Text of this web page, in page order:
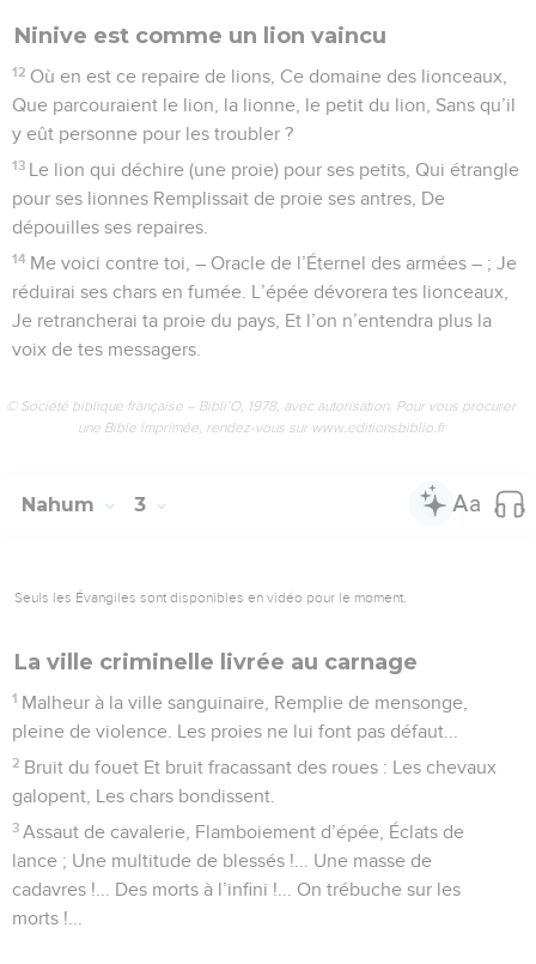
Ninive est comme un lion vaincu
12 Où en est ce repaire de lions, Ce domaine des lionceaux,
Que parcouraient le lion, la lionne, le petit du lion, Sans qu’il
y eût personne pour les troubler ?
13 Le lion qui déchire (une proie) pour ses petits, Qui étrangle
pour ses lionnes Remplissait de proie ses antres, De
dépouilles ses repaires.
14 Me voici contre toi, – Oracle de l’Éternel des armées – ; Je
réduirai ses chars en fumée. L’épée dévorera tes lionceaux,
Je retrancherai ta proie du pays, Et l’on n’entendra plus la
voix de tes messagers.
© Société biblique française – Bibli’O, 1978, avec autorisation. Pour vous procurer
une Bible imprimée, rendez-vous sur www.editionsbiblio.fr
Nahum 3
Seuls les Évangiles sont disponibles en vidéo pour le moment.
La ville criminelle livrée au carnage
1 Malheur à la ville sanguinaire, Remplie de mensonge,
pleine de violence. Les proies ne lui font pas défaut...
2 Bruit du fouet Et bruit fracassant des roues : Les chevaux
galopent, Les chars bondissent.
3 Assaut de cavalerie, Flamboiement d’épée, Éclats de
lance ; Une multitude de blessés !... Une masse de
cadavres !... Des morts à l’infini !... On trébuche sur les
morts !...